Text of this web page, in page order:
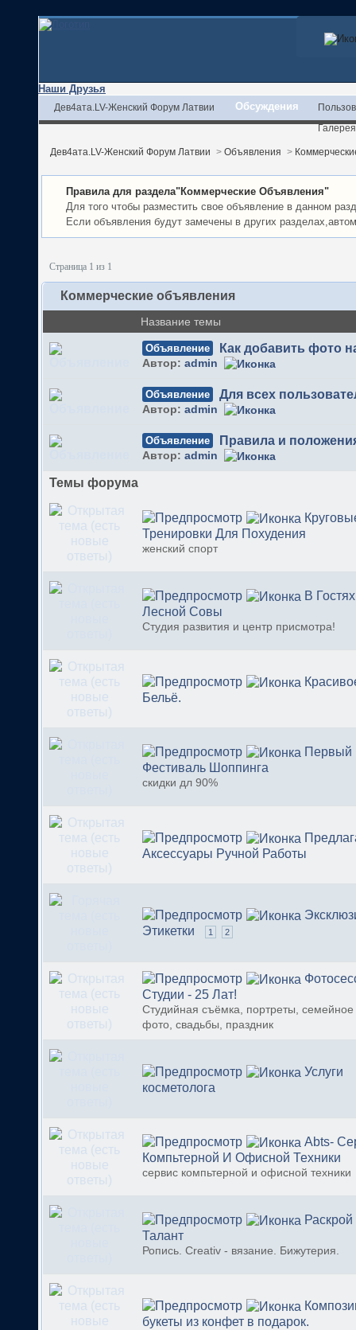
Наши Друзья
Дев4ата.LV-Женский Форум Латвии Обсуждения
Галерея
Дев4ата.LV-Женский Форум Латвии > Объявления >
Правила для раздела"Коммерческие Объявления"
Для того чтобы разместить свое объявление в данном
Если объявления будут замечены в других
Страница 1 из 1
Коммерческие объявления
Название темы
Объявление Как добавить фото
Автор: admin
Объявление Для всех
Автор: admin
Объявление Правила и
Автор: admin
Темы форума
Тренировки Для Похудения
женский спорт
В
Лесной Совы
Студия развития и центр присмотра!
Бельё.
Первый
Фестиваль Шоппинга
скидки дл 90%
Аксессуары Ручной Работы
Этикетки
1 2
Студии - 25 Лат!
Студийная съёмка, портреты, семейное
фото, свадьбы, праздник
Услуги
косметолога
Abts-
Компьтерной И Офисной Техники
сервис компьтерной и офисной техники
Талант
Ропись. Creativ - вязание. Бижутерия.
букеты из конфет в подарок.